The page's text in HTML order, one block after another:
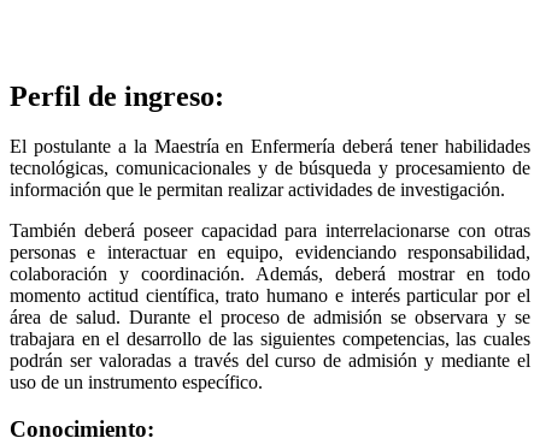
Perfil de ingreso:
El postulante a la Maestría en Enfermería deberá tener habilidades
tecnológicas, comunicacionales y de búsqueda y procesamiento de
información que le permitan realizar actividades de investigación.
También deberá poseer capacidad para interrelacionarse con otras
personas e interactuar en equipo, evidenciando responsabilidad,
colaboración y coordinación. Además, deberá mostrar en todo
momento actitud científica, trato humano e interés particular por el
área de salud. Durante el proceso de admisión se observara y se
trabajara en el desarrollo de las siguientes competencias, las cuales
podrán ser valoradas a través del curso de admisión y mediante el
uso de un instrumento específico.
Conocimiento: